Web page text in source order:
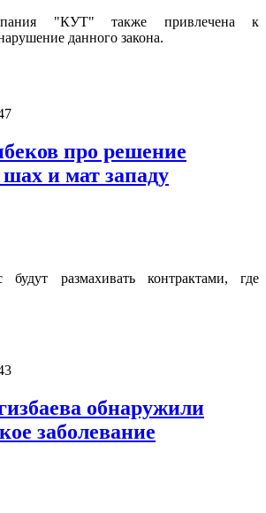
"КУТ" также привлечена к
данного закона.
про решение
и мат западу
будут размахивать контрактами, где
обнаружили
заболевание